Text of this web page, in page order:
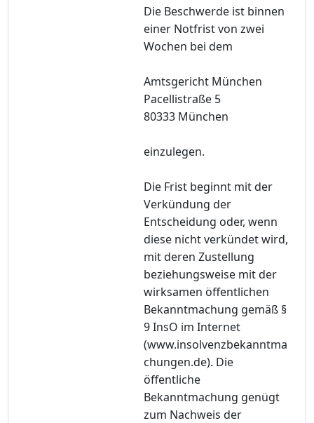
Die Beschwerde ist binnen
einer Notfrist von zwei
Wochen bei dem
Amtsgericht München
Pacellistraße 5
80333 München
einzulegen.
Die Frist beginnt mit der
Verkündung der
Entscheidung oder, wenn
diese nicht verkündet wird,
mit deren Zustellung
beziehungsweise mit der
wirksamen öffentlichen
Bekanntmachung gemäß §
9 InsO im Internet
(www.insolvenzbekanntma
chungen.de). Die
öffentliche
Bekanntmachung genügt
zum Nachweis der